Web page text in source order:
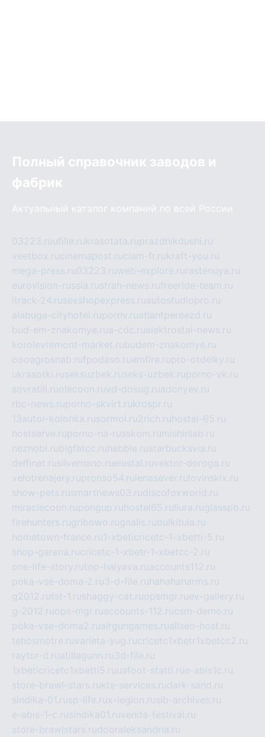
Полный справочник заводов и
фабрик
Актуальный каталог компаний по всей России
03223.ruufille.rukrasotata.ruprazdnikdushi.ru
veetbox.rucinemapost.ruciam-fr.rukraft-you.ru
mega-press.ru03223.ruweb-explore.ru rastenuya.ru
eurovision-russia.rustrah-news.rufreeride-team.ru
itrack-24.rusexshopexpress.ruautostudiopro.ru
alabuga-cityhotel.rupornv.ruatlantpereezd.ru
bud-em-znakomye.rua-cdc.ruelektrostal-news.ru
korolevremont-market.rubudem-znakomye.ru
oooagrosnab.rufpodaso.ruemfire.rupro-otdelky.ru
ukrasotki.ruseksuzbek.ruseks-uzbek.ruporno-vk.ru
sovratili.ruolecoon.ruvd-dosug.ruadonyev.ru
rbc-news.ruporno-skvirt.rukrospr.ru
13autor-kolonka.rusormol.ru2rich.ru hostel-65.ru
hostserve.ruporno-na-russkom.ru mishinlab.ru
neznobi.rubigfatcc.ru habble.rustarbucksvia.ru
delfinet.rusilvernano.ruelestal.ruvektor-doroga.ru
velotrenajery.rupronso54.ru lenasever.ru lovinskix.ru
show-pets.rusmartnews03.rudiscofoxworld.ru
miraclecoon.rupongup.ru hostel65.ru liura.ruglasspb.ru
firehunters.rugribowo.rugnalis.rubulkitula.ru
hometown-france.ru1-xbeticricetc-1-xbetti-5.ru
shop-garena.rucricetc-1-xbetr-1-xbetcc-2.ru
one-life-story.rutop-halyava.ruaccounts112.ru
poka-vse-doma-2.ru3-d-file.ru hahahaharms.ru
g2012.rutst-1.rushaggy-cat.ruopsmgr.ruev-gallery.ru
g-2012.ruops-mgr.ruaccounts-112.rucsm-demo.ru
poka-vse-doma2.ruairgungames.ruallseo-host.ru
tehosmotre.ruvarieta-yug.rucricetc1xbetr1xbetcc2.ru
raytor-d.ruatillagunn.ru3d-file.ru
1xbeticricetc1xbetti5.ruuafoot-statti.rue-abis1c.ru
store-brawl-stars.rukts-services.rudark-sand.ru
sindika-01.rusp-life.rux-legion.rusib-archives.ru
e-abis-1-c.rusindika01.ruvenda-festival.ru
store-brawlstars.rudooraleksandria.ru